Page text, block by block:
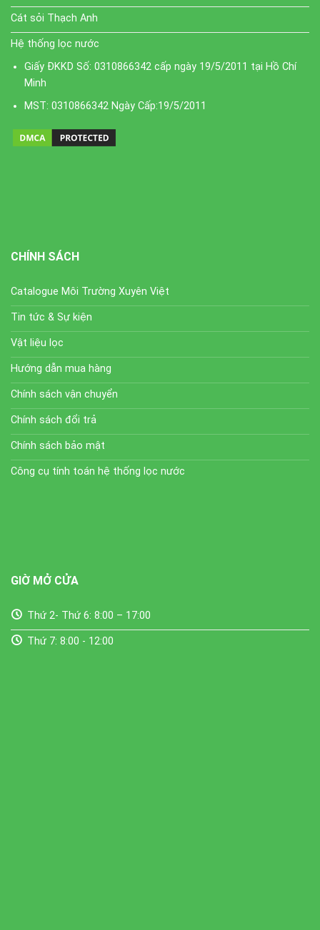
Cát sỏi Thạch Anh
Hệ thống lọc nước
Giấy ĐKKD Số: 0310866342 cấp ngày 19/5/2011 tại Hồ Chí
Minh
MST: 0310866342 Ngày Cấp:19/5/2011
CHÍNH SÁCH
Catalogue Môi Trường Xuyên Việt
Tin tức & Sự kiện
Vật liệu lọc
Hướng dẫn mua hàng
Chính sách vận chuyển
Chính sách đổi trả
Chính sách bảo mật
Công cụ tính toán hệ thống lọc nước
GIỜ MỞ CỬA
Thứ 2- Thứ 6: 8:00 – 17:00
Thứ 7: 8:00 - 12:00